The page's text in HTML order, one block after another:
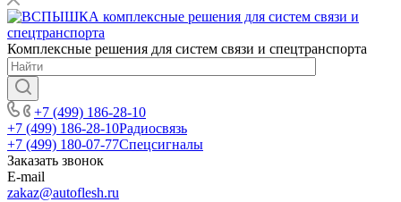
Комплексные решения для систем связи и спецтранспорта
+7 (499) 186-28-10
+7 (499) 186-28-10Радиосвязь
+7 (499) 180-07-77Спецсигналы
Заказать звонок
E-mail
zakaz@autoflesh.ru